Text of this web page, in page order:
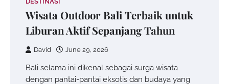
Wisata Outdoor Bali Terbaik untuk
Liburan Aktif Sepanjang Tahun
David June 29, 2026
Bali selama ini dikenal sebagai surga wisata
dengan pantai-pantai eksotis dan budaya yang